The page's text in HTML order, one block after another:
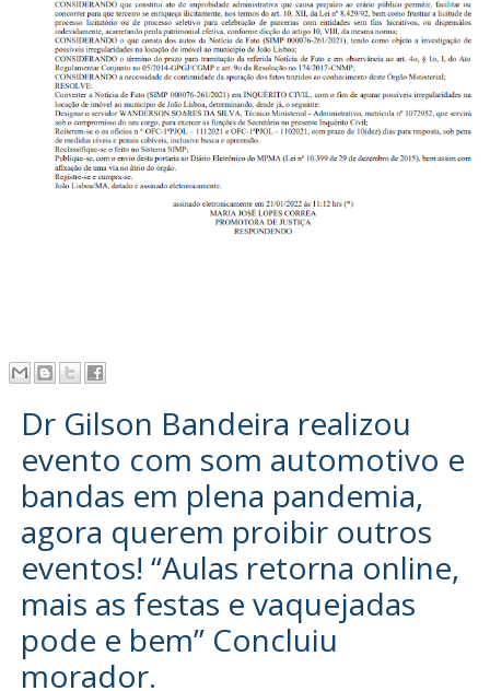
Dr Gilson Bandeira realizou
evento com som automotivo e
bandas em plena pandemia,
agora querem proibir outros
eventos! “Aulas retorna online,
mais as festas e vaquejadas
pode e bem” Concluiu
morador.